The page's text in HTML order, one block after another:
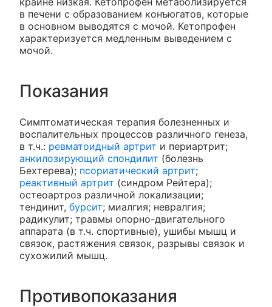
в печени с образованием конъюгатов, которые
в основном выводятся с мочой. Кетопрофен
характеризуется медленным выведением с
мочой.
Показания
Симптоматическая терапия болезненных и
воспалительных процессов различного генеза,
в т.ч.: ревматоидный артрит и периартрит;
анкилозирующий спондилит (болезнь
Бехтерева); псориатический артрит;
реактивный артрит (синдром Рейтера);
остеоартроз различной локализации;
тендинит, бурсит; миалгия; невралгия;
радикулит; травмы опорно-двигательного
аппарата (в т.ч. спортивные), ушибы мышц и
связок, растяжения связок, разрывы связок и
сухожилий мышц.
Противопоказания